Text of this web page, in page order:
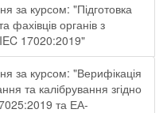
за курсом: "Підготовка
фахівців органів з
17020:2019"
за курсом: "Верифікація
та калібрування згідно
та ЕА-